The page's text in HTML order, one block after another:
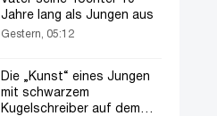
Jahre lang als Jungen aus
Gestern, 05:12
Die „Kunst“ eines Jungen
mit schwarzem
Kugelschreiber auf dem